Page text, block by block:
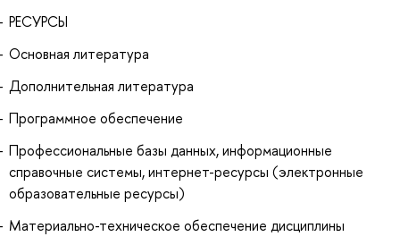
РЕСУРСЫ
Основная литература
Дополнительная литература
Программное обеспечение
Профессиональные базы данных, информационные
справочные системы, интернет-ресурсы (электронные
образовательные ресурсы)
Материально-техническое обеспечение дисциплины